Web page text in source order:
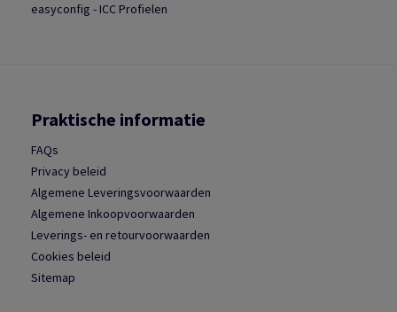
easyconfig - ICC Profielen
Praktische informatie
FAQs
Privacy beleid
Algemene Leveringsvoorwaarden
Algemene Inkoopvoorwaarden
Leverings- en retourvoorwaarden
Cookies beleid
Sitemap